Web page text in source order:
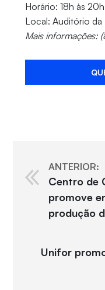
Horário: 18h às 20h
Local: Auditório
Mais informações:
ANTERIOR:
Centro de
promove
produção
Unifor